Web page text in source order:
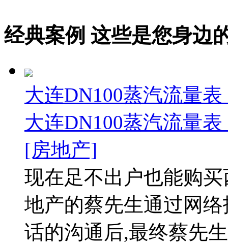
经典案例 这些是您身边
大连DN100蒸汽流量
大连DN100蒸汽流量
[房地产]
现在足不出户也能购
地产的蔡先生通过网
话的沟通后,最终蔡先